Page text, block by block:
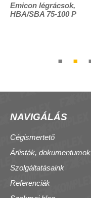
Emicon légrácsok,
HBA/SBA 75-100 P
NAVIGÁLÁS
Cégismertető
Árlisták, dokumentumok
Szolgáltatásaink
Referenciák